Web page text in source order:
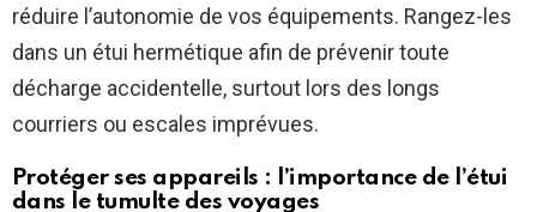
réduire l’autonomie de vos équipements. Rangez-les
dans un étui hermétique afin de prévenir toute
décharge accidentelle, surtout lors des longs
courriers ou escales imprévues.
Protéger ses appareils : l’importance de l’étui
dans le tumulte des voyages